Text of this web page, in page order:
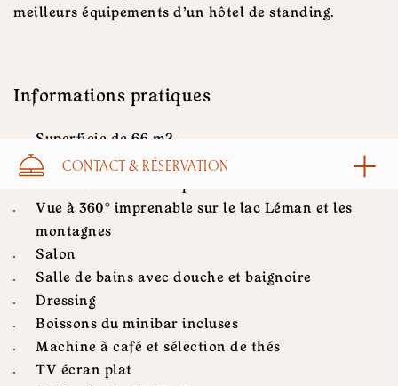
CONTACT & RÉSERVATION
meilleurs équipements d’un hôtel de standing.
Informations pratiques
Superficie de 66 m2
Lit King 200 x 200
Vue à 360° imprenable sur le lac Léman et les
montagnes
Salon
Salle de bains avec douche et baignoire
Dressing
Boissons du minibar incluses
Machine à café et sélection de thés
TV écran plat